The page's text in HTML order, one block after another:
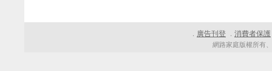
． 廣告刊登 ． 消費者保護
網路家庭版權所有